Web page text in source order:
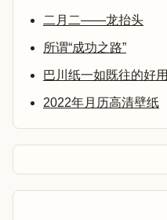
二月二——龙抬头
所谓“成功之路”
巴川纸一如既往的好用
2022年月历高清壁纸